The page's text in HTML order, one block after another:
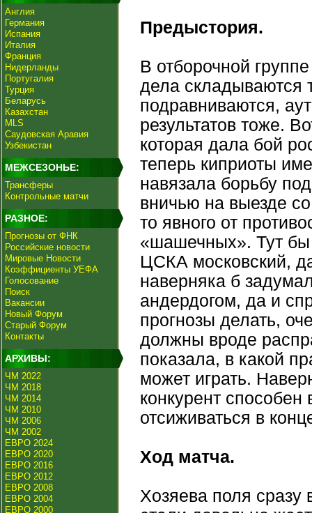
Англия
Германия
Испания
Италия
Франция
Нидерланды
Португалия
Турция
Беларусь
Казахстан
MLS
Саудовская Аравия
Узбекистан
МЕЖСЕЗОНЬЕ:
Трансферы
Контрольные матчи
РАЗНОЕ:
Прогнозы от ФНК
Российские новости
Мировые Новости
Коэффициенты УЕФА
Голосование
Поиск
Вакансии
Новый Форум
Старый Форум
Контакты
АРХИВЫ:
ЧМ 2022
ЧМ 2018
ЧМ 2014
ЧМ 2010
ЧМ 2006
ЧМ 2002
ЕВРО 2024
ЕВРО 2020
ЕВРО 2016
ЕВРО 2012
ЕВРО 2008
ЕВРО 2004
ЕВРО 2000
Предыстория.
В отборочной
дела складываются
подравниваются,
результатов тоже.
которая дала бой
теперь киприоты
навязала борьбу
вничью на выезде
то явного от
«шашечных». Тут
ЦСКА московский,
наверняка б
андердогом, да и
прогнозы делать,
должны вроде
показала, в какой
может играть.
конкурент способен
отсиживаться в
Ход матча.
Хозяева поля сразу